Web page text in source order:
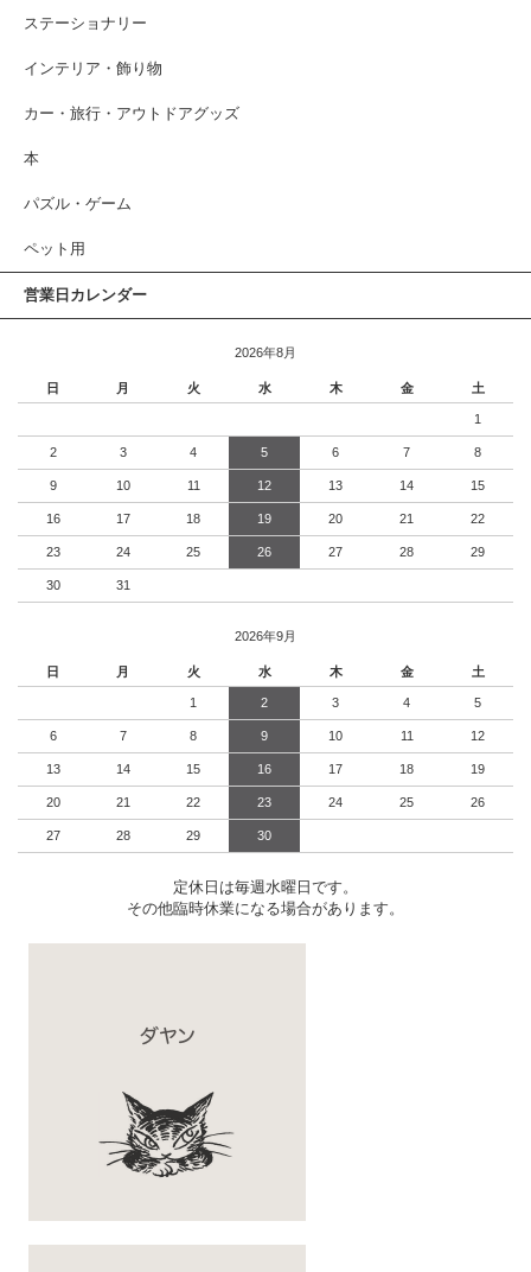
ステーショナリー
インテリア・飾り物
カー・旅行・アウトドアグッズ
本
パズル・ゲーム
ペット用
営業日カレンダー
2026年8月
日 月 火 水 木 金 土
1
2 3 4 5 6 7 8
9 10 11 12 13 14 15
16 17 18 19 20 21 22
23 24 25 26 27 28 29
30 31
2026年9月
日 月 火 水 木 金 土
1 2 3 4 5
6 7 8 9 10 11 12
13 14 15 16 17 18 19
20 21 22 23 24 25 26
27 28 29 30
定休日は毎週水曜日です。
その他臨時休業になる場合があります。